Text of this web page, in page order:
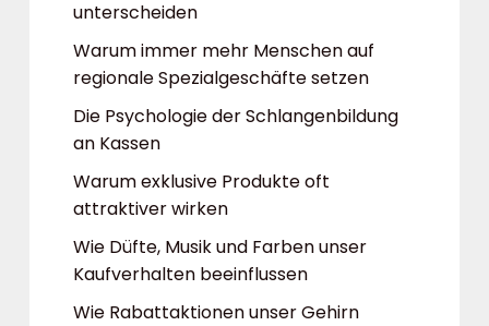
unterscheiden
Warum immer mehr Menschen auf
regionale Spezialgeschäfte setzen
Die Psychologie der Schlangenbildung
an Kassen
Warum exklusive Produkte oft
attraktiver wirken
Wie Düfte, Musik und Farben unser
Kaufverhalten beeinflussen
Wie Rabattaktionen unser Gehirn